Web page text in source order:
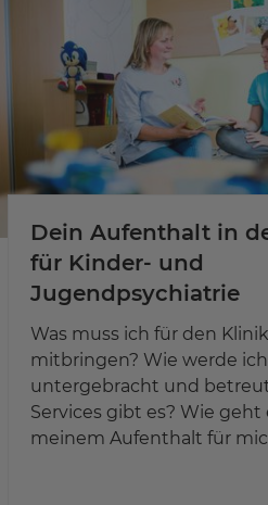
Dein Aufenthalt in
für Kinder- und
Jugendpsychiatrie
Was muss ich für den
mitbringen? Wie werde ich
untergebracht und
Services gibt es? Wie geht
meinem Aufenthalt für